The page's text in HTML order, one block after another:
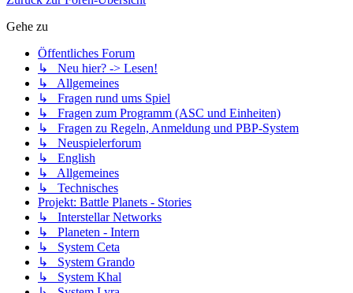
Gehe zu
Öffentliches Forum
↳ Neu hier? -> Lesen!
↳ Allgemeines
↳ Fragen rund ums Spiel
↳ Fragen zum Programm (ASC und Einheiten)
↳ Fragen zu Regeln, Anmeldung und PBP-System
↳ Neuspielerforum
↳ English
↳ Allgemeines
↳ Technisches
Projekt: Battle Planets - Stories
↳ Interstellar Networks
↳ Planeten - Intern
↳ System Ceta
↳ System Grando
↳ System Khal